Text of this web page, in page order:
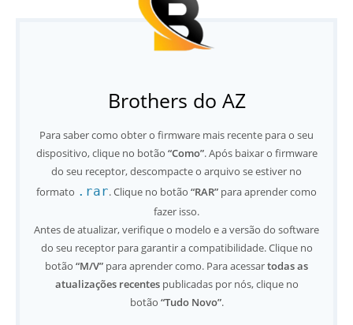
Brothers do AZ
Para saber como obter o firmware mais recente para o seu
dispositivo, clique no botão “Como”. Após baixar o firmware
do seu receptor, descompacte o arquivo se estiver no
formato .rar. Clique no botão “RAR” para aprender como
fazer isso.
Antes de atualizar, verifique o modelo e a versão do software
do seu receptor para garantir a compatibilidade. Clique no
botão “M/V” para aprender como. Para acessartodas as
atualizações recentespublicadas por nós, clique no
botão “Tudo Novo”.